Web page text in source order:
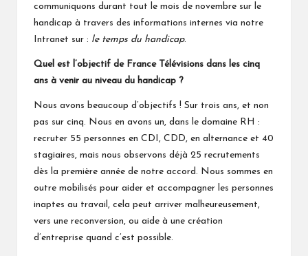
communiquons durant tout le mois de novembre sur le
handicap à travers des informations internes via notre
Intranet sur : le temps du handicap.
Quel est l’objectif de France Télévisions dans les cinq
ans à venir au niveau du handicap ?
Nous avons beaucoup d’objectifs ! Sur trois ans, et non
pas sur cinq. Nous en avons un, dans le domaine RH :
recruter 55 personnes en CDI, CDD, en alternance et 40
stagiaires, mais nous observons déjà 25 recrutements
dès la première année de notre accord. Nous sommes en
outre mobilisés pour aider et accompagner les personnes
inaptes au travail, cela peut arriver malheureusement,
vers une reconversion, ou aide à une création
d’entreprise quand c’est possible.